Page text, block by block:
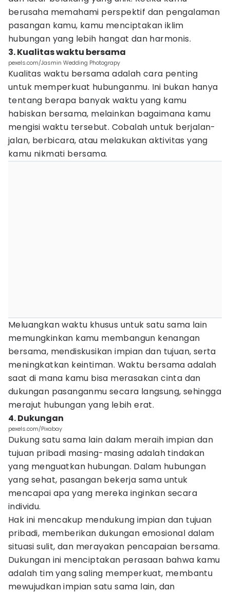
berusaha memahami perspektif dan pengalaman
pasangan kamu, kamu menciptakan iklim
hubungan yang lebih hangat dan harmonis.
3. Kualitas waktu bersama
pexels.com/Jasmin Wedding Photograpy
Kualitas waktu bersama adalah cara penting
untuk memperkuat hubunganmu. Ini bukan hanya
tentang berapa banyak waktu yang kamu
habiskan bersama, melainkan bagaimana kamu
mengisi waktu tersebut. Cobalah untuk berjalan-
jalan, berbicara, atau melakukan aktivitas yang
kamu nikmati bersama.
Meluangkan waktu khusus untuk satu sama lain
memungkinkan kamu membangun kenangan
bersama, mendiskusikan impian dan tujuan, serta
meningkatkan keintiman. Waktu bersama adalah
saat di mana kamu bisa merasakan cinta dan
dukungan pasanganmu secara langsung, sehingga
merajut hubungan yang lebih erat.
4. Dukungan
pexels.com/Pixabay
Dukung satu sama lain dalam meraih impian dan
tujuan pribadi masing-masing adalah tindakan
yang menguatkan hubungan. Dalam hubungan
yang sehat, pasangan bekerja sama untuk
mencapai apa yang mereka inginkan secara
individu.
Hak ini mencakup mendukung impian dan tujuan
pribadi, memberikan dukungan emosional dalam
situasi sulit, dan merayakan pencapaian bersama.
Dukungan ini menciptakan perasaan bahwa kamu
adalah tim yang saling memperkuat, membantu
mewujudkan impian satu sama lain, dan